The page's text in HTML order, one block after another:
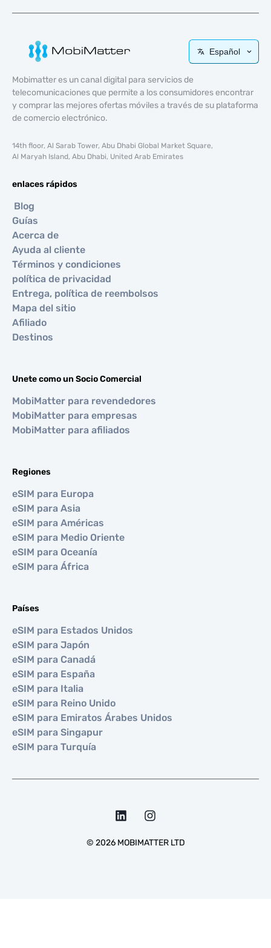
Español
Mobimatter es un canal digital para servicios de
telecomunicaciones que permite a los consumidores encontrar
y comprar las mejores ofertas móviles a través de su plataforma
de comercio electrónico.
14th floor, Al Sarab Tower, Abu Dhabi Global Market Square,
Al Maryah Island, Abu Dhabi, United Arab Emirates
enlaces rápidos
Blog
Guías
Acerca de
Ayuda al cliente
Términos y condiciones
política de privacidad
Entrega, política de reembolsos
Mapa del sitio
Afiliado
Destinos
Unete como un Socio Comercial
MobiMatter para revendedores
MobiMatter para empresas
MobiMatter para afiliados
Regiones
eSIM para Europa
eSIM para Asia
eSIM para Américas
eSIM para Medio Oriente
eSIM para Oceanía
eSIM para África
Países
eSIM para Estados Unidos
eSIM para Japón
eSIM para Canadá
eSIM para España
eSIM para Italia
eSIM para Reino Unido
eSIM para Emiratos Árabes Unidos
eSIM para Singapur
eSIM para Turquía
© 2026MOBIMATTER LTD